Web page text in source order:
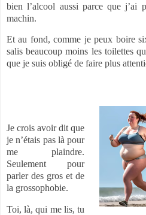
bien l’alcool aussi parce que
machin.
Et au fond, comme je peux boire
salis beaucoup moins les toilettes
que je suis obligé de faire plus
Je crois avoir dit que
je n’étais pas là pour
me plaindre.
Seulement pour
parler des gros et de
la grossophobie.
Toi, là, qui me lis, tu